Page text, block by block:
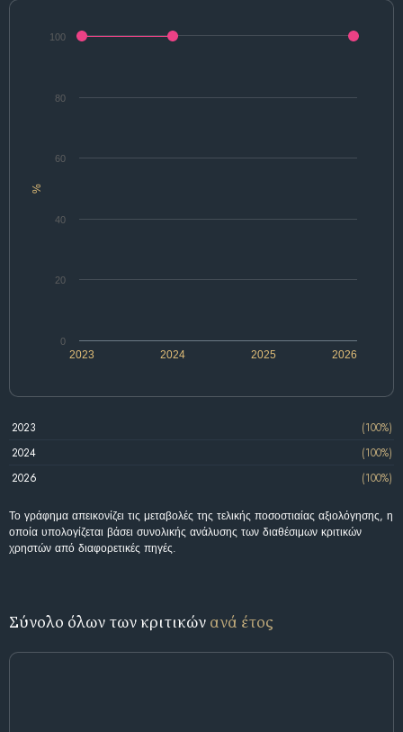
%
2024 2026
2023 2025
0
20
40
60
80
100
2023
(100%)
2024
(100%)
2026
(100%)
Το γράφημα απεικονίζει τις μεταβολές της τελικής ποσοστιαίας αξιολόγησης, η
οποία υπολογίζεται βάσει συνολικής ανάλυσης των διαθέσιμων κριτικών
χρηστών από διαφορετικές πηγές.
Σύνολο όλων των κριτικών ανά έτος